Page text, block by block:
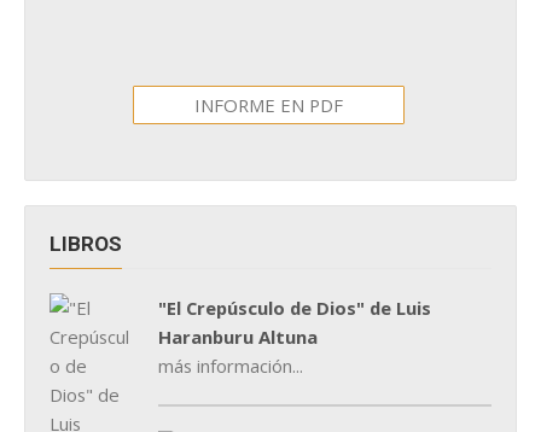
INFORME EN PDF
LIBROS
"El Crepúsculo de Dios" de Luis
Haranburu Altuna
más información...